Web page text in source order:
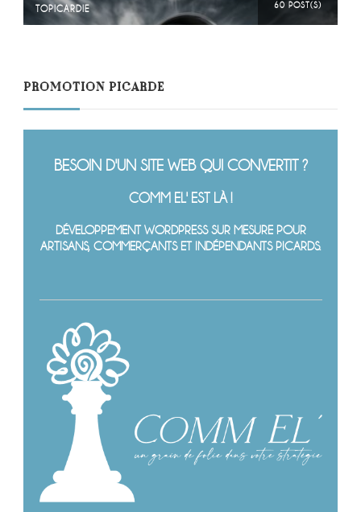
TOPICARDIE 60 POST(S)
PROMOTION PICARDE
BESOIN D'UN SITE WEB QUI CONVERTIT ?
COMM EL' EST LÀ !
DÉVELOPPEMENT WORDPRESS SUR MESURE POUR
ARTISANS, COMMERÇANTS ET INDÉPENDANTS PICARDS.